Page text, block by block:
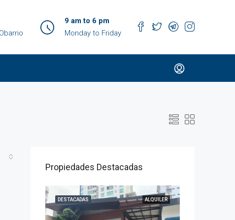
9 am to 6 pm
Monday to Friday
Propiedades Destacadas
ALQUILER
DESTACADAS